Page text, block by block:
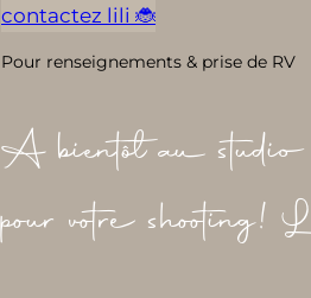
contactez lili 🐞
Pour renseignements & prise de RV
A bientôt au studio
pour votre shooting!